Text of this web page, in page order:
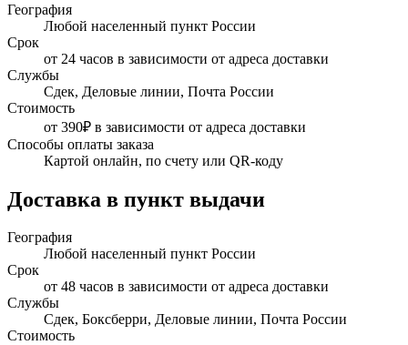
География
Любой населенный пункт России
Срок
от 24 часов в зависимости от адреса доставки
Службы
Сдек, Деловые линии, Почта России
Стоимость
от 390₽ в зависимости от адреса доставки
Способы оплаты заказа
Картой онлайн, по счету или QR-коду
Доставка в пункт выдачи
География
Любой населенный пункт России
Срок
от 48 часов в зависимости от адреса доставки
Службы
Сдек, Боксберри, Деловые линии, Почта России
Стоимость